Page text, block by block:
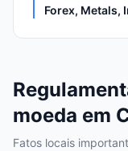
Forex, Metals,
moeda em
Fatos locais